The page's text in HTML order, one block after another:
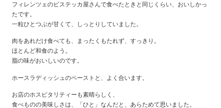
フィレンツェのビステッカ屋さんで食べたときと同じくらい、おいしかっ
たです。
一粒ひとつぶが甘くて、しっとりしていました。
肉をあれだけ食べても、まったくもたれず、すっきり。
ほとんど和食のよう。
脂の味がおいしいのです。
ホースラディッシュのペーストと、よく合います。
お店のホスピタリティーも素晴らしく、
食べものの美味しさは、「ひと」なんだと、あらためて思いました。